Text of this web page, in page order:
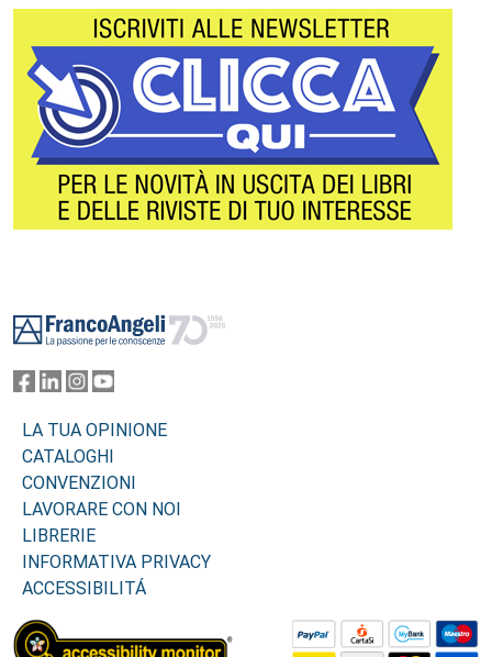
LA TUA OPINIONE
CATALOGHI
CONVENZIONI
LAVORARE CON NOI
LIBRERIE
INFORMATIVA PRIVACY
ACCESSIBILITÁ